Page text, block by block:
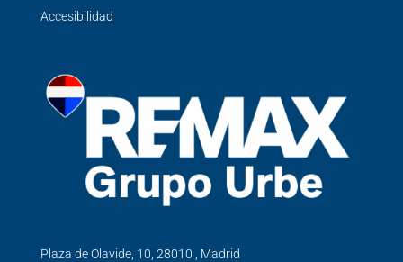
Accesibilidad
Plaza de Olavide, 10, 28010 , Madrid